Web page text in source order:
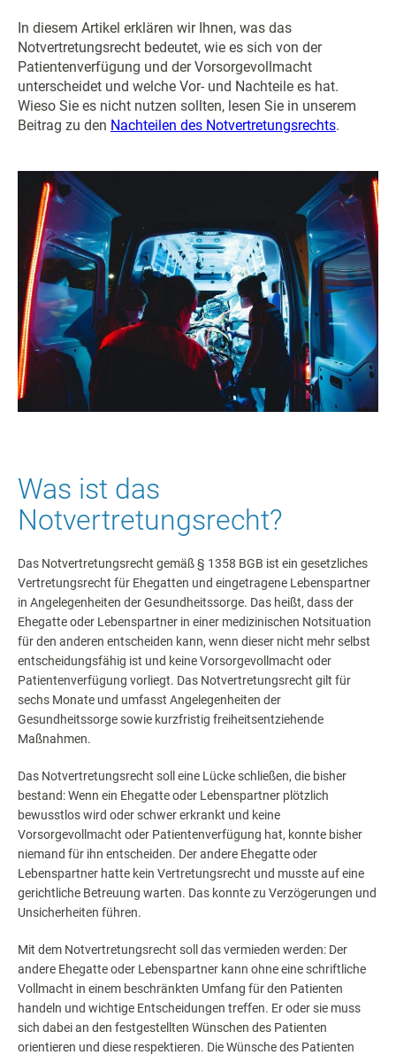
In diesem Artikel erklären wir Ihnen, was das
Notvertretungsrecht bedeutet, wie es sich von der
Patientenverfügung und der Vorsorgevollmacht
unterscheidet und welche Vor- und Nachteile es hat.
Wieso Sie es nicht nutzen sollten, lesen Sie in unserem
Beitrag zu den Nachteilen des Notvertretungsrechts.
Was ist das
Notvertretungsrecht?
Das Notvertretungsrecht gemäß § 1358 BGB ist ein gesetzliches
Vertretungsrecht für Ehegatten und eingetragene Lebenspartner
in Angelegenheiten der Gesundheitssorge. Das heißt, dass der
Ehegatte oder Lebenspartner in einer medizinischen Notsituation
für den anderen entscheiden kann, wenn dieser nicht mehr selbst
entscheidungsfähig ist und keine Vorsorgevollmacht oder
Patientenverfügung vorliegt. Das Notvertretungsrecht gilt für
sechs Monate und umfasst Angelegenheiten der
Gesundheitssorge sowie kurzfristig freiheitsentziehende
Maßnahmen.
Das Notvertretungsrecht soll eine Lücke schließen, die bisher
bestand: Wenn ein Ehegatte oder Lebenspartner plötzlich
bewusstlos wird oder schwer erkrankt und keine
Vorsorgevollmacht oder Patientenverfügung hat, konnte bisher
niemand für ihn entscheiden. Der andere Ehegatte oder
Lebenspartner hatte kein Vertretungsrecht und musste auf eine
gerichtliche Betreuung warten. Das konnte zu Verzögerungen und
Unsicherheiten führen.
Mit dem Notvertretungsrecht soll das vermieden werden: Der
andere Ehegatte oder Lebenspartner kann ohne eine schriftliche
Vollmacht in einem beschränkten Umfang für den Patienten
handeln und wichtige Entscheidungen treffen. Er oder sie muss
sich dabei an den festgestellten Wünschen des Patienten
orientieren und diese respektieren. Die Wünsche des Patienten